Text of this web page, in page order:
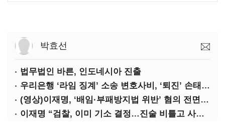
박효선
법무법인 바른, 인도네시아 진출
우리은행 ‘라임 징계’ 소송 변호사비, ‘퇴진’ 손태승 회장 개인이 납부하나
(영상)이재명, ‘배임·부패방지법 위반’ 혐의 전면 반박(종합)
이재명 “검찰, 이미 기소 결정…진술 비틀고 사건 조작에 악용”